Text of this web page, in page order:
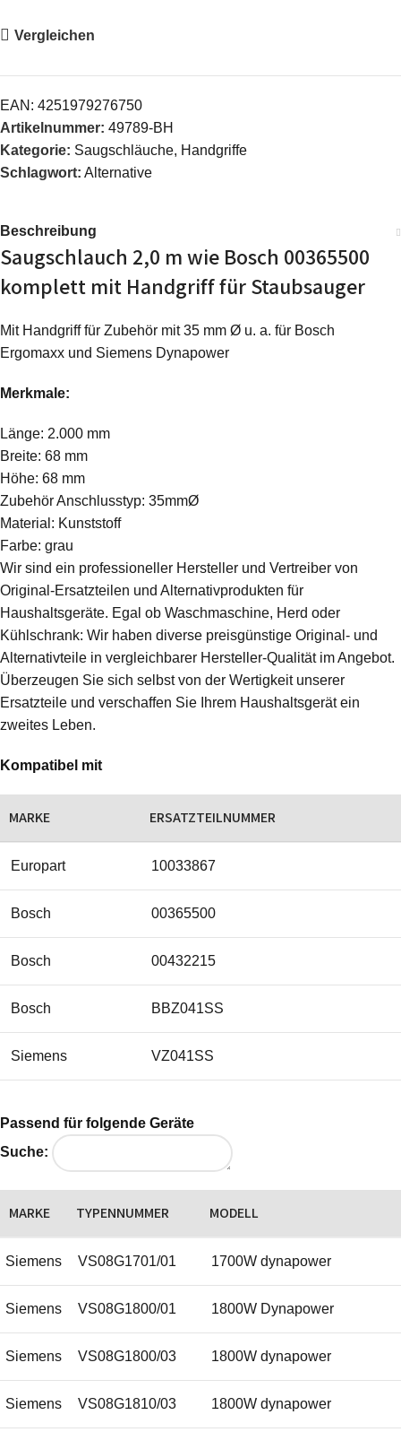
Vergleichen
EAN: 4251979276750
Artikelnummer: 49789-BH
Kategorie: Saugschläuche, Handgriffe
Schlagwort: Alternative
Beschreibung
Saugschlauch 2,0 m wie Bosch 00365500
komplett mit Handgriff für Staubsauger
Mit Handgriff für Zubehör mit 35 mm Ø u. a. für Bosch
Ergomaxx und Siemens Dynapower
Merkmale:
Länge: 2.000 mm
Breite: 68 mm
Höhe: 68 mm
Zubehör Anschlusstyp: 35mmØ
Material: Kunststoff
Farbe: grau
Wir sind ein professioneller Hersteller und Vertreiber von
Original-Ersatzteilen und Alternativprodukten für
Haushaltsgeräte. Egal ob Waschmaschine, Herd oder
Kühlschrank: Wir haben diverse preisgünstige Original- und
Alternativteile in vergleichbarer Hersteller-Qualität im Angebot.
Überzeugen Sie sich selbst von der Wertigkeit unserer
Ersatzteile und verschaffen Sie Ihrem Haushaltsgerät ein
zweites Leben.
Kompatibel mit
MARKE ERSATZTEILNUMMER
Europart 10033867
Bosch 00365500
Bosch 00432215
Bosch BBZ041SS
Siemens VZ041SS
Passend für folgende Geräte
Suche:
MARKE TYPENNUMMER MODELL
Siemens VS08G1701/01 1700W dynapower
Siemens VS08G1800/01 1800W Dynapower
Siemens VS08G1800/03 1800W dynapower
Siemens VS08G1810/03 1800W dynapower